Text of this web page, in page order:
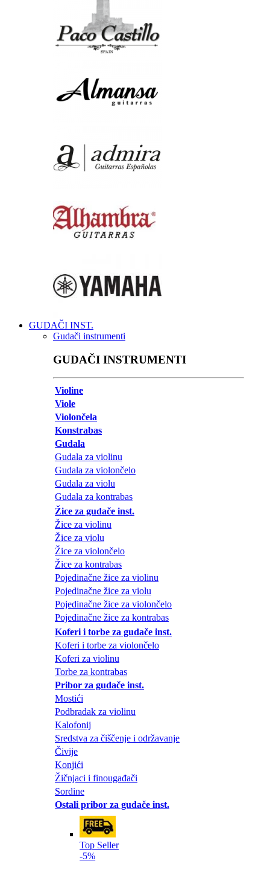
815,79€.
GUDAČI INST.
Gudači instrumenti
GUDAČI INSTRUMENTI
Violine
Viole
Violončela
Konstrabas
Gudala
Gudala za violinu
Gudala za violončelo
Gudala za violu
Gudala za kontrabas
Žice za gudače inst.
Žice za violinu
Žice za violu
Žice za violončelo
Žice za kontrabas
Pojedinačne žice za violinu
Pojedinačne žice za violu
Pojedinačne žice za violončelo
Pojedinačne žice za kontrabas
Koferi i torbe za gudače inst.
Koferi i torbe za violončelo
Koferi za violinu
Torbe za kontrabas
Pribor za gudače inst.
Mostići
Podbradak za violinu
Kalofonij
Sredstva za čiščenje i održavanje
Čivije
Konjići
Žičnjaci i finougađači
Sordine
Ostali pribor za gudače inst.
Top Seller
-5%